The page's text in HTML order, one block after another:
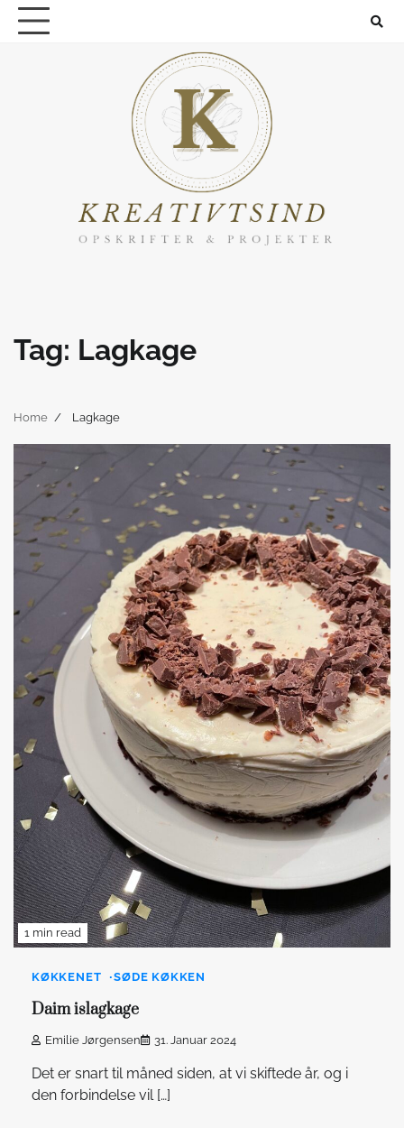
Skip
Tag: Lagkage
Home Lagkage
1 min read
KØKKENET SØDE KØKKEN
Daim islagkage
Emilie Jørgensen 31. Januar 2024
Det er snart til måned siden, at vi skiftede år, og i
den forbindelse vil […]